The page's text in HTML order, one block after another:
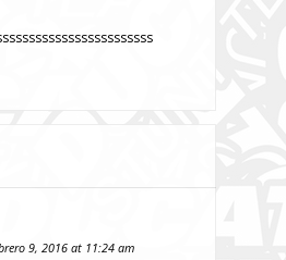
9, 2016 at 11:24 am